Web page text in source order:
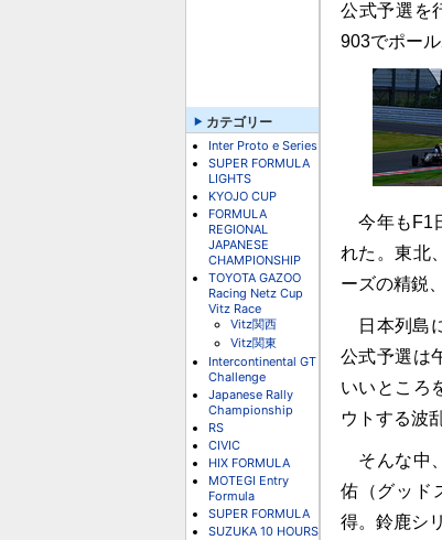
カテゴリー
Inter Proto e Series
SUPER FORMULA
LIGHTS
KYOJO CUP
FORMULA
REGIONAL
JAPANESE
CHAMPIONSHIP
TOYOTA GAZOO
Racing Netz Cup
Vitz Race
Vitz関西
Vitz関東
Intercontinental GT
Challenge
Japanese Rally
Championship
RS
CIVIC
HIX FORMULA
MOTEGI Entry
Formula
SUPER FORMULA
SUZUKA 10 HOURS
公式予選を
903でポー
今年もF1
れた。東北
ーズの精鋭
日本列島
公式予選は
いいところ
ウトする波
そんな中
佑（グッド
得。鈴鹿シ